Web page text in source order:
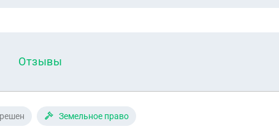
Отзывы
Земельное право